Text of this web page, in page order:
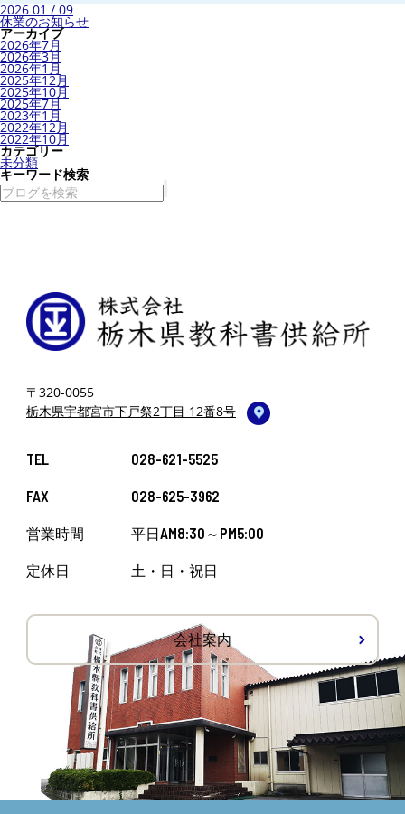
2026 01 / 09
休業のお知らせ
アーカイブ
2026年7月
2026年3月
2026年1月
2025年12月
2025年10月
2025年7月
2023年1月
2022年12月
2022年10月
カテゴリー
未分類
キーワード検索
〒320-0055
栃木県宇都宮市下戸祭2丁目 12番8号
TEL 028-621-5525
FAX 028-625-3962
営業時間 平日AM8:30～PM5:00
定休日 土・日・祝日
会社案内